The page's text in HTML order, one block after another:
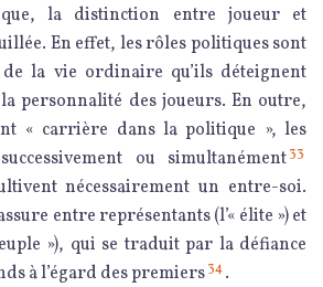
la distinction entre joueur et
En effet, les rôles politiques sont
la vie ordinaire qu’ils déteignent
personnalité des joueurs. En outre,
« carrière dans la politique », les
ou simultanément33
nécessairement un entre-soi.
entre représentants (l’« élite ») et
»), qui se traduit par la défiance
à l’égard des premiers34.